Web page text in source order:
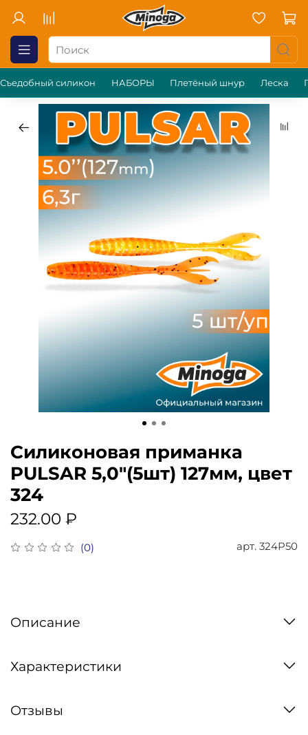
Съедобный силикон НАБОРЫ Плетёный шнур Леска
(0) арт. 324P50
Силиконовая приманка
PULSAR 5,0"(5шт) 127мм, цвет
324
232.00 ₽
Описание
Характеристики
Отзывы